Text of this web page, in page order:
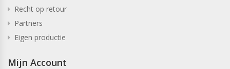
Recht op retour
Partners
Eigen productie
Mijn Account